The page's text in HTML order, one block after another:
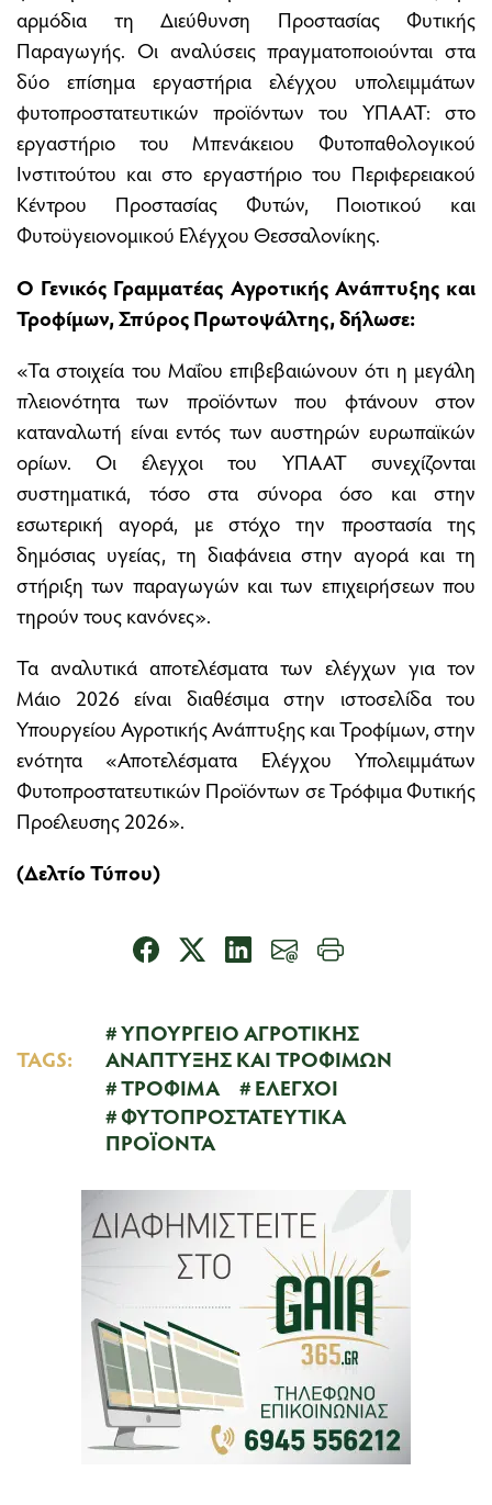
αρμόδια τη Διεύθυνση Προστασίας Φυτικής
Παραγωγής. Οι αναλύσεις πραγματοποιούνται στα
δύο επίσημα εργαστήρια ελέγχου υπολειμμάτων
φυτοπροστατευτικών προϊόντων του ΥΠΑΑΤ: στο
εργαστήριο του Μπενάκειου Φυτοπαθολογικού
Ινστιτούτου και στο εργαστήριο του Περιφερειακού
Κέντρου Προστασίας Φυτών, Ποιοτικού και
Φυτοϋγειονομικού Ελέγχου Θεσσαλονίκης.
Ο Γενικός Γραμματέας Αγροτικής Ανάπτυξης και
Τροφίμων, Σπύρος Πρωτοψάλτης, δήλωσε:
«Τα στοιχεία του Μαΐου επιβεβαιώνουν ότι η μεγάλη
πλειονότητα των προϊόντων που φτάνουν στον
καταναλωτή είναι εντός των αυστηρών ευρωπαϊκών
ορίων. Οι έλεγχοι του ΥΠΑΑΤ συνεχίζονται
συστηματικά, τόσο στα σύνορα όσο και στην
εσωτερική αγορά, με στόχο την προστασία της
δημόσιας υγείας, τη διαφάνεια στην αγορά και τη
στήριξη των παραγωγών και των επιχειρήσεων που
τηρούν τους κανόνες».
Τα αναλυτικά αποτελέσματα των ελέγχων για τον
Μάιο 2026 είναι διαθέσιμα στην ιστοσελίδα του
Υπουργείου Αγροτικής Ανάπτυξης και Τροφίμων, στην
ενότητα «Αποτελέσματα Ελέγχου Υπολειμμάτων
Φυτοπροστατευτικών Προϊόντων σε Τρόφιμα Φυτικής
Προέλευσης 2026».
(Δελτίο Τύπου)
TAGS:
ΥΠΟΥΡΓΕΙΟ ΑΓΡΟΤΙΚΗΣ
ΑΝΑΠΤΥΞΗΣ ΚΑΙ ΤΡΟΦΙΜΩΝ
ΤΡΟΦΙΜΑ
ΕΛΕΓΧΟΙ
ΦΥΤΟΠΡΟΣΤΑΤΕΥΤΙΚΑ
ΠΡΟΪΟΝΤΑ